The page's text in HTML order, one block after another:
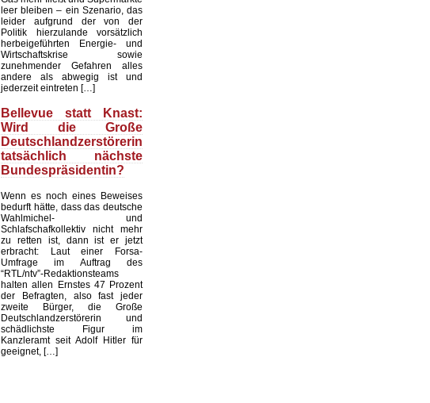
leer bleiben – ein Szenario, das
leider aufgrund der von der
Politik hierzulande vorsätzlich
herbeigeführten Energie- und
Wirtschaftskrise sowie
zunehmender Gefahren alles
andere als abwegig ist und
jederzeit eintreten […]
Bellevue statt Knast:
Wird die Große
Deutschlandzerstörerin
tatsächlich nächste
Bundespräsidentin?
Wenn es noch eines Beweises
bedurft hätte, dass das deutsche
Wahlmichel- und
Schlafschafkollektiv nicht mehr
zu retten ist, dann ist er jetzt
erbracht: Laut einer Forsa-
Umfrage im Auftrag des
“RTL/ntv”-Redaktionsteams
halten allen Ernstes 47 Prozent
der Befragten, also fast jeder
zweite Bürger, die Große
Deutschlandzerstörerin und
schädlichste Figur im
Kanzleramt seit Adolf Hitler für
geeignet, […]